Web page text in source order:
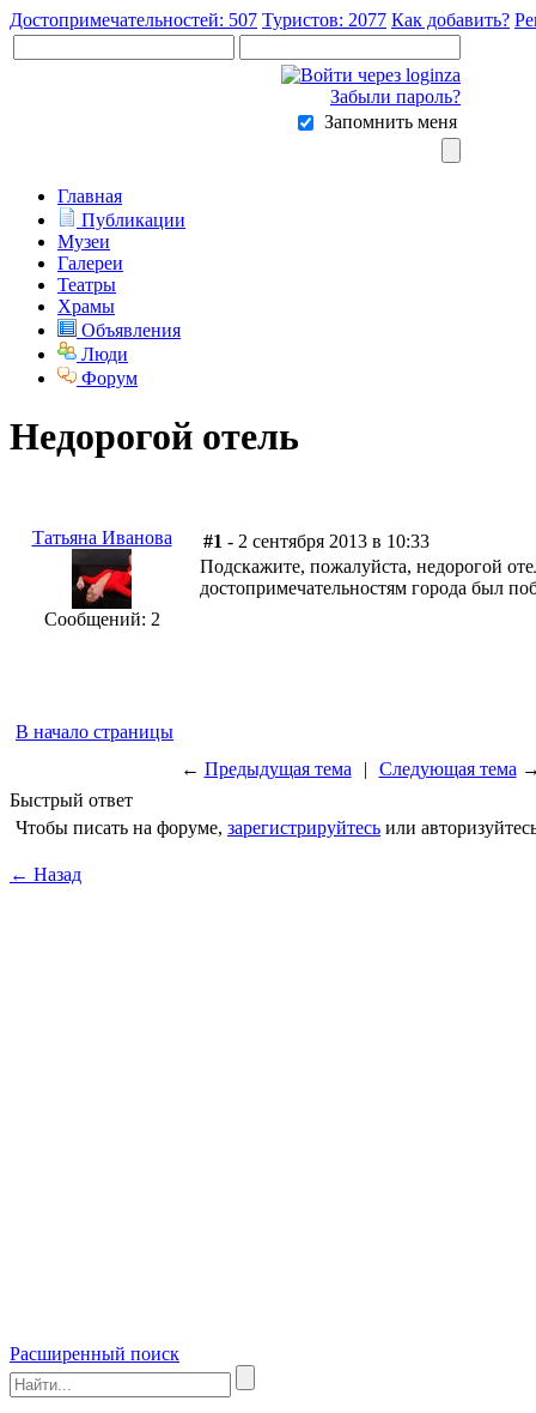
Достопримечательностей: 507 Туристов: 2077 Как добавить?
Забыли пароль?
Запомнить меня
Главная
Публикации
Музеи
Галереи
Театры
Храмы
Объявления
Люди
Форум
Недорогой отель
Татьяна Иванова
Сообщений: 2
#1 - 2 сентября 2013 в 10:33
Подскажите, пожалуйста, недорогой
достопримечательностям города был
В начало страницы
← Предыдущая тема | Следующая тема
Быстрый ответ
Чтобы писать на форуме, зарегистрируйтесь или
← Назад
Расширенный поиск